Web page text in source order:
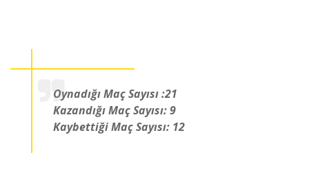
Oynadığı Maç Sayısı :21
Kazandığı Maç Sayısı: 9
Kaybettiği Maç Sayısı: 12